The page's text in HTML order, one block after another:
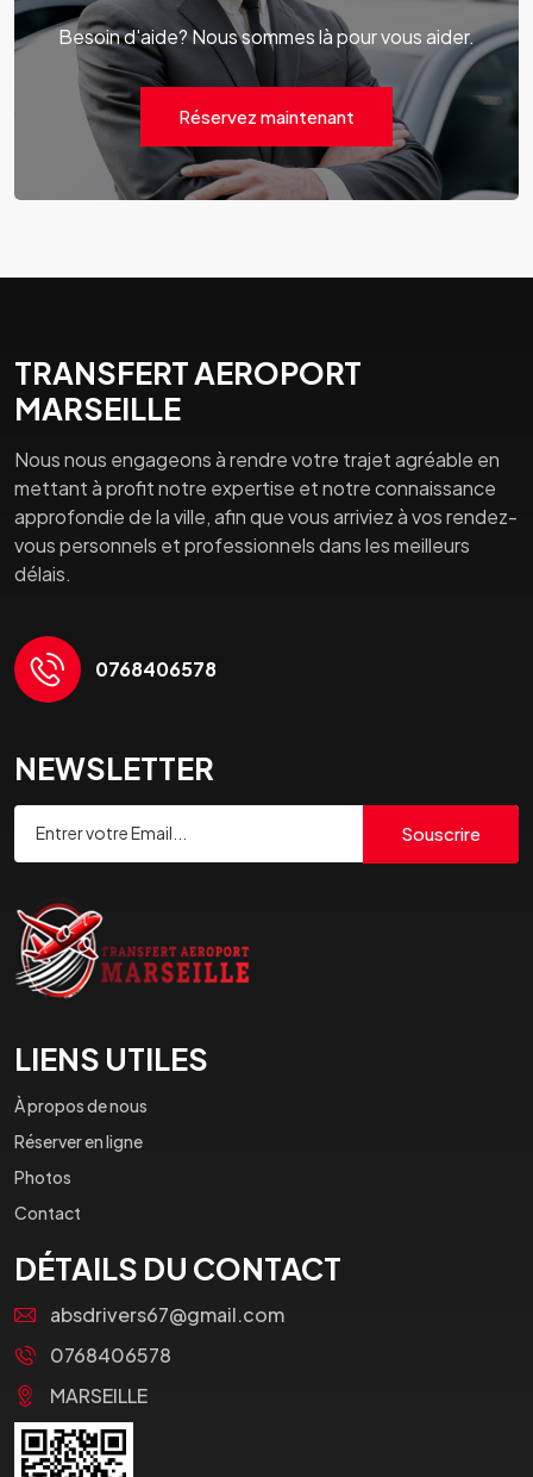
Besoin d'aide? Nous sommes là pour vous aider.
Réservez maintenant
TRANSFERT AEROPORT
MARSEILLE
Nous nous engageons à rendre votre trajet agréable en
mettant à profit notre expertise et notre connaissance
approfondie de la ville, afin que vous arriviez à vos rendez-
vous personnels et professionnels dans les meilleurs
délais.
0768406578
NEWSLETTER
Souscrire
LIENS UTILES
À propos de nous
Réserver en ligne
Photos
Contact
DÉTAILS DU CONTACT
absdrivers67@gmail.com
0768406578
MARSEILLE